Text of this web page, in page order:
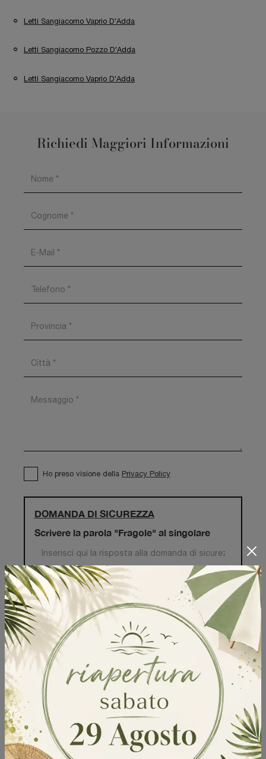
Letti Sangiacomo Vaprio D'Adda
Letti Sangiacomo Pozzo D'Adda
Letti Sangiacomo Vaprio D'Adda
Sfoglia i cataloghi
Richiedi Maggiori Informazioni
Ho preso visione della Privacy Policy
DOMANDA DI SICUREZZA
Scrivere la parola "Fragole" al singolare
Invia